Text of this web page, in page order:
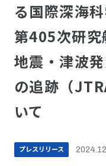
る国際深海
第405次研究
地震・津波
の追跡（
いて
プレスリリース